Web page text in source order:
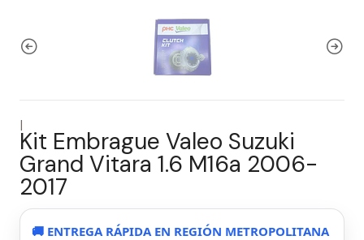
|
Kit Embrague Valeo Suzuki
Grand Vitara 1.6 M16a 2006-
2017
🚚 ENTREGA RÁPIDA EN REGIÓN METROPOLITANA